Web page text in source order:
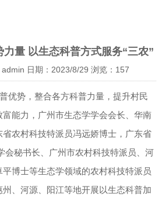
量 以生态科普方式服务“三农”
日期：2023/8/29 浏览： 157
势，整合各方科普力量，提升村民
能力，广州市生态学学会会长、华南
农村科技特派员冯远娇博士，广东省
会秘书长、广州市农村科技特派员、河
博士等生态学领域的农村科技特派员
、河源、阳江等地开展以生态科普加